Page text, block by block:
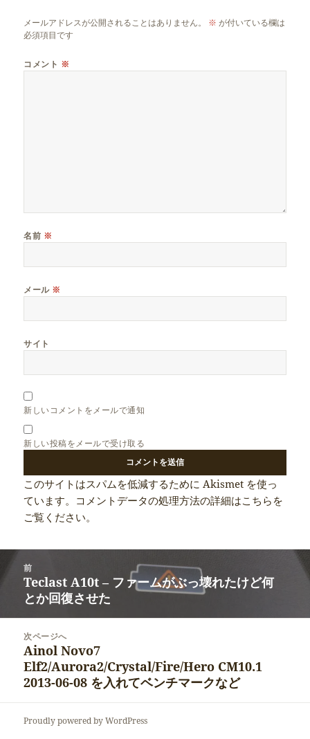
メールアドレスが公開されることはありません。 ※ が付いている欄は
必須項目です
コメント ※
名前 ※
メール ※
サイト
新しいコメントをメールで通知
新しい投稿をメールで受け取る
このサイトはスパムを低減するために Akismet を使っ
ています。 コメントデータの処理方法の詳細はこちらを
ご覧ください。
前
前
の
投
稿:
Teclast A10t – ファームがぶっ壊れたけど何
とか回復させた
次ページへ
次
の
投
稿:
Ainol Novo7
Elf2/Aurora2/Crystal/Fire/Hero CM10.1
2013-06-08 を入れてベンチマークなど
Proudly powered by WordPress